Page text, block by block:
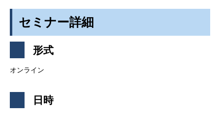
セミナー詳細
形式
オンライン
日時